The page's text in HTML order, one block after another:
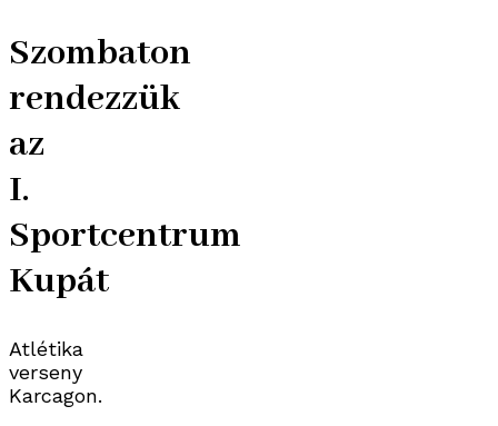
Szombaton
rendezzük
az
I.
Sportcentrum
Kupát
Atlétika
verseny
Karcagon.